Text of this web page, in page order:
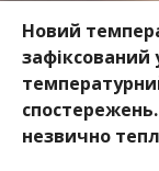
Новий
зафіксований
незвично